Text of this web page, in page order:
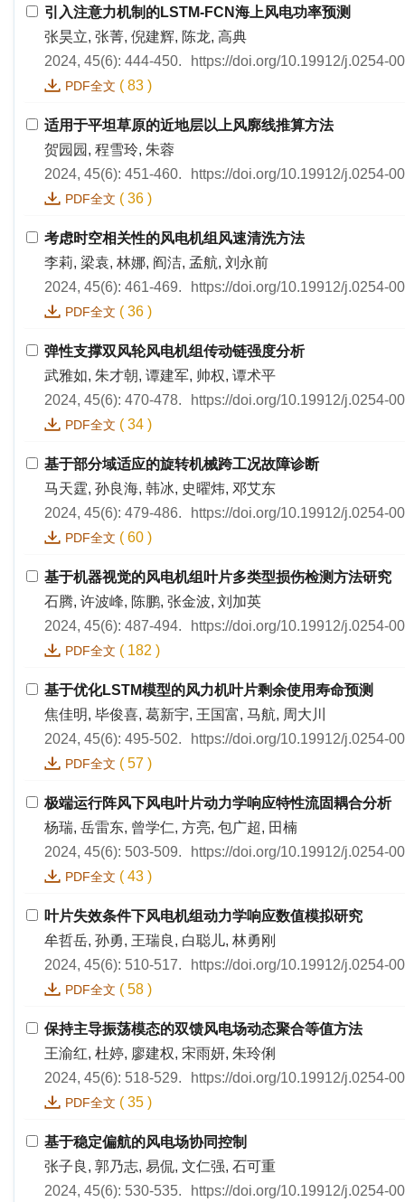
引入注意力机制的LSTM-FCN海上风电功率预测
张昊立, 张菁, 倪建辉, 陈龙, 高典
2024, 45(6): 444-450.
https://doi.org/10.19912/j.0254-
PDF全文 ( 83 )
适用于平坦草原的近地层以上风廓线推算方法
贺园园, 程雪玲, 朱蓉
2024, 45(6): 451-460.
https://doi.org/10.19912/j.0254-
PDF全文 ( 36 )
考虑时空相关性的风电机组风速清洗方法
李莉, 梁袁, 林娜, 阎洁, 孟航, 刘永前
2024, 45(6): 461-469.
https://doi.org/10.19912/j.0254-
PDF全文 ( 36 )
弹性支撑双风轮风电机组传动链强度分析
武雅如, 朱才朝, 谭建军, 帅权, 谭术平
2024, 45(6): 470-478.
https://doi.org/10.19912/j.0254-
PDF全文 ( 34 )
基于部分域适应的旋转机械跨工况故障诊断
马天霆, 孙良海, 韩冰, 史曜炜, 邓艾东
2024, 45(6): 479-486.
https://doi.org/10.19912/j.0254-
PDF全文 ( 60 )
基于机器视觉的风电机组叶片多类型损伤检测方法研究
石腾, 许波峰, 陈鹏, 张金波, 刘加英
2024, 45(6): 487-494.
https://doi.org/10.19912/j.0254-
PDF全文 ( 182 )
基于优化LSTM模型的风力机叶片剩余使用寿命预测
焦佳明, 毕俊喜, 葛新宇, 王国富, 马航, 周大川
2024, 45(6): 495-502.
https://doi.org/10.19912/j.0254-
PDF全文 ( 57 )
极端运行阵风下风电叶片动力学响应特性流固耦合分析
杨瑞, 岳雷东, 曾学仁, 方亮, 包广超, 田楠
2024, 45(6): 503-509.
https://doi.org/10.19912/j.0254-
PDF全文 ( 43 )
叶片失效条件下风电机组动力学响应数值模拟研究
牟哲岳, 孙勇, 王瑞良, 白聪儿, 林勇刚
2024, 45(6): 510-517.
https://doi.org/10.19912/j.0254-
PDF全文 ( 58 )
保持主导振荡模态的双馈风电场动态聚合等值方法
王渝红, 杜婷, 廖建权, 宋雨妍, 朱玲俐
2024, 45(6): 518-529.
https://doi.org/10.19912/j.0254-
PDF全文 ( 35 )
基于稳定偏航的风电场协同控制
张子良, 郭乃志, 易侃, 文仁强, 石可重
2024, 45(6): 530-535.
https://doi.org/10.19912/j.0254-